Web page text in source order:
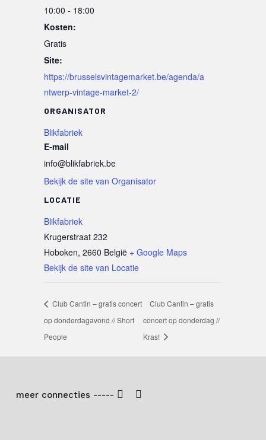
10:00 - 18:00
Kosten:
Gratis
Site:
https://brusselsvintagemarket.be/agenda/a
ntwerp-vintage-market-2/
LOCATIE
Blikfabriek
Krugerstraat 232
Hoboken, 2660 België + Google Maps
Bekijk de site van Locatie
ORGANISATOR
Blikfabriek
E-mail
info@blikfabriek.be
Bekijk de site van Organisator
Club Cantin – gratis concert
op donderdagavond // Short
People
Club Cantin – gratis
concert op donderdag //
Kras!
meer connecties -----